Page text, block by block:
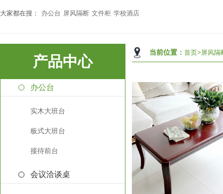
大家都在搜： 办公台 屏风隔断 文件柜 学校酒店
产品中心
办公台
实木大班台
板式大班台
接待前台
会议洽谈桌
当前位置： 首页>屏风隔